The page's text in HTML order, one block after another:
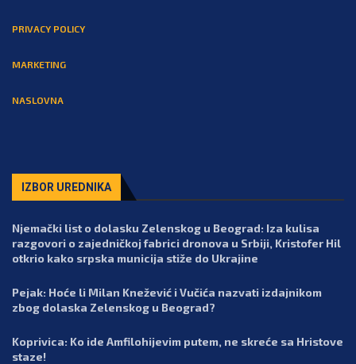
PRIVACY POLICY
MARKETING
NASLOVNA
IZBOR UREDNIKA
Njemački list o dolasku Zelenskog u Beograd: Iza kulisa
razgovori o zajedničkoj fabrici dronova u Srbiji, Kristofer Hil
otkrio kako srpska municija stiže do Ukrajine
Pejak: Hoće li Milan Knežević i Vučića nazvati izdajnikom
zbog dolaska Zelenskog u Beograd?
Koprivica: Ko ide Amfilohijevim putem, ne skreće sa Hristove
staze!